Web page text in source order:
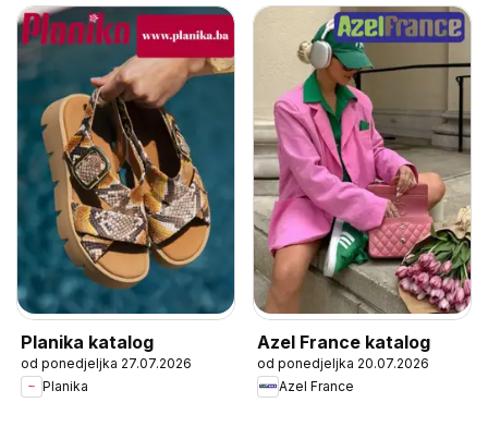
Planika katalog
od ponedjeljka 27.07.2026
Planika
Azel France katalog
od ponedjeljka 20.07.2026
Azel France